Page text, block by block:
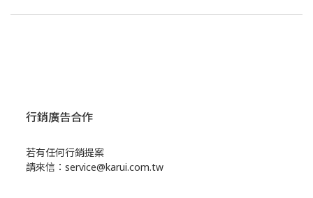
行銷廣告合作
若有任何行銷提案
請來信：service@karui.com.tw